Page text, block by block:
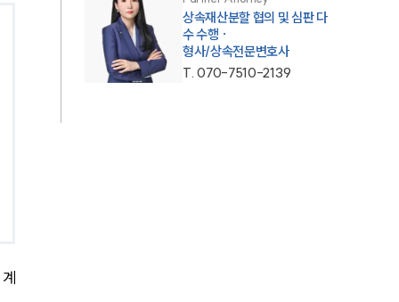
상속재산분할 협의 및 심판 다
수 수행 ·
형사/상속전문변호사
T.070-7510-2139